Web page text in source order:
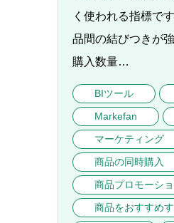
く使われる指標で
品間の結びつきが
購入数量…
BIツール
Markefan
マーケティング
商品の同時購入
商品プロモーシ
商品をおすすめ